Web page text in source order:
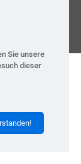
Sie unsere
dieser